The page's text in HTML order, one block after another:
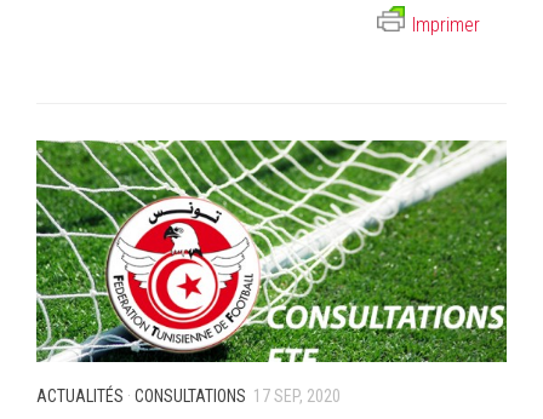
Imprimer
ACTUALITÉS · CONSULTATIONS 17 SEP, 2020